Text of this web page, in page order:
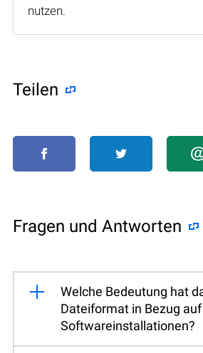
nutzen.
Teilen
Fragen und Antworten
Welche Bedeutung hat
Dateiformat in Bezug auf
Softwareinstallationen?